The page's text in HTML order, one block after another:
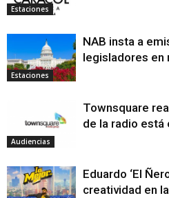
Estaciones
Estaciones
NAB insta a
legisladores en
Audiencias
Townsquare
de la radio está
Eduardo ‘El
creatividad en